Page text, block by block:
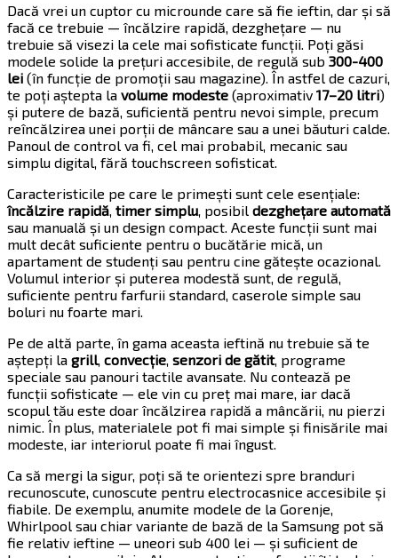
Dacă vrei un cuptor cu microunde care să fie ieftin, dar și să
facă ce trebuie — încălzire rapidă, dezghețare — nu
trebuie să visezi la cele mai sofisticate funcții. Poți găsi
modele solide la prețuri accesibile, de regulă sub 300-400
lei (în funcție de promoții sau magazine). În astfel de cazuri,
te poți aștepta la volume modeste (aproximativ 17–20 litri)
și putere de bază, suficientă pentru nevoi simple, precum
reîncălzirea unei porții de mâncare sau a unei băuturi calde.
Panoul de control va fi, cel mai probabil, mecanic sau
simplu digital, fără touchscreen sofisticat.
Caracteristicile pe care le primești sunt cele esențiale:
încălzire rapidă timer simplu , posibil dezghețare automată
sau manuală și un design compact. Aceste funcții sunt mai
mult decât suficiente pentru o bucătărie mică, un
apartament de studenți sau pentru cine gătește ocazional.
Volumul interior și puterea modestă sunt, de regulă,
suficiente pentru farfurii standard, caserole simple sau
boluri nu foarte mari.
Pe de altă parte, în gama aceasta ieftină nu trebuie să te
aștepți la grill convecție senzori de gătit, programe
speciale sau panouri tactile avansate. Nu contează pe
funcții sofisticate — ele vin cu preț mai mare, iar dacă
scopul tău este doar încălzirea rapidă a mâncării, nu pierzi
nimic. În plus, materialele pot fi mai simple și finisările mai
modeste, iar interiorul poate fi mai îngust.
Ca să mergi la sigur, poți să te orientezi spre branduri
recunoscute, cunoscute pentru electrocasnice accesibile și
fiabile. De exemplu, anumite modele de la Gorenje,
Whirlpool sau chiar variante de bază de la Samsung pot să
fie relativ ieftine — uneori sub 400 lei — și suficient de